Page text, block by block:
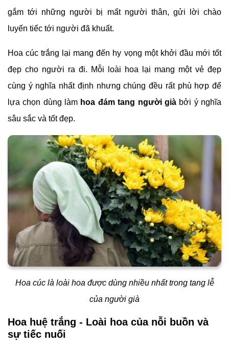
gắm tới những người bị mất người thân, gửi lời chào
luyến tiếc tới người đã khuất.
Hoa cúc trắng lại mang đến hy vọng một khởi đầu mới tốt
đẹp cho người ra đi. Mỗi loài hoa lại mang một vẻ đẹp
cùng ý nghĩa nhất định nhưng chúng đều rất phù hợp để
lựa chọn dùng làm hoa đám tang người giàbởi ý nghĩa
sâu sắc và tốt đẹp.
Hoa cúc là loài hoa được dùng nhiều nhất trong tang lễ
của người già
Hoa huệ trắng - Loài hoa của nỗi buồn và
sự tiếc nuối